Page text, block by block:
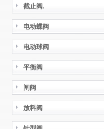
截止阀.
电动蝶阀
电动球阀
平衡阀
闸阀
放料阀